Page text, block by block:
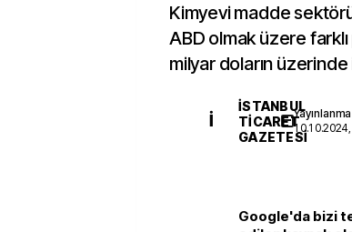
Kimyevi madde
ABD olmak üzere
milyar doların
İ
İSTANBUL
TICARET
GAZETESI
Yayınlanma
Google'da bizi